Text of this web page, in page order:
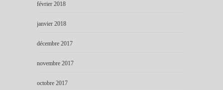
février 2018
janvier 2018
décembre 2017
novembre 2017
octobre 2017